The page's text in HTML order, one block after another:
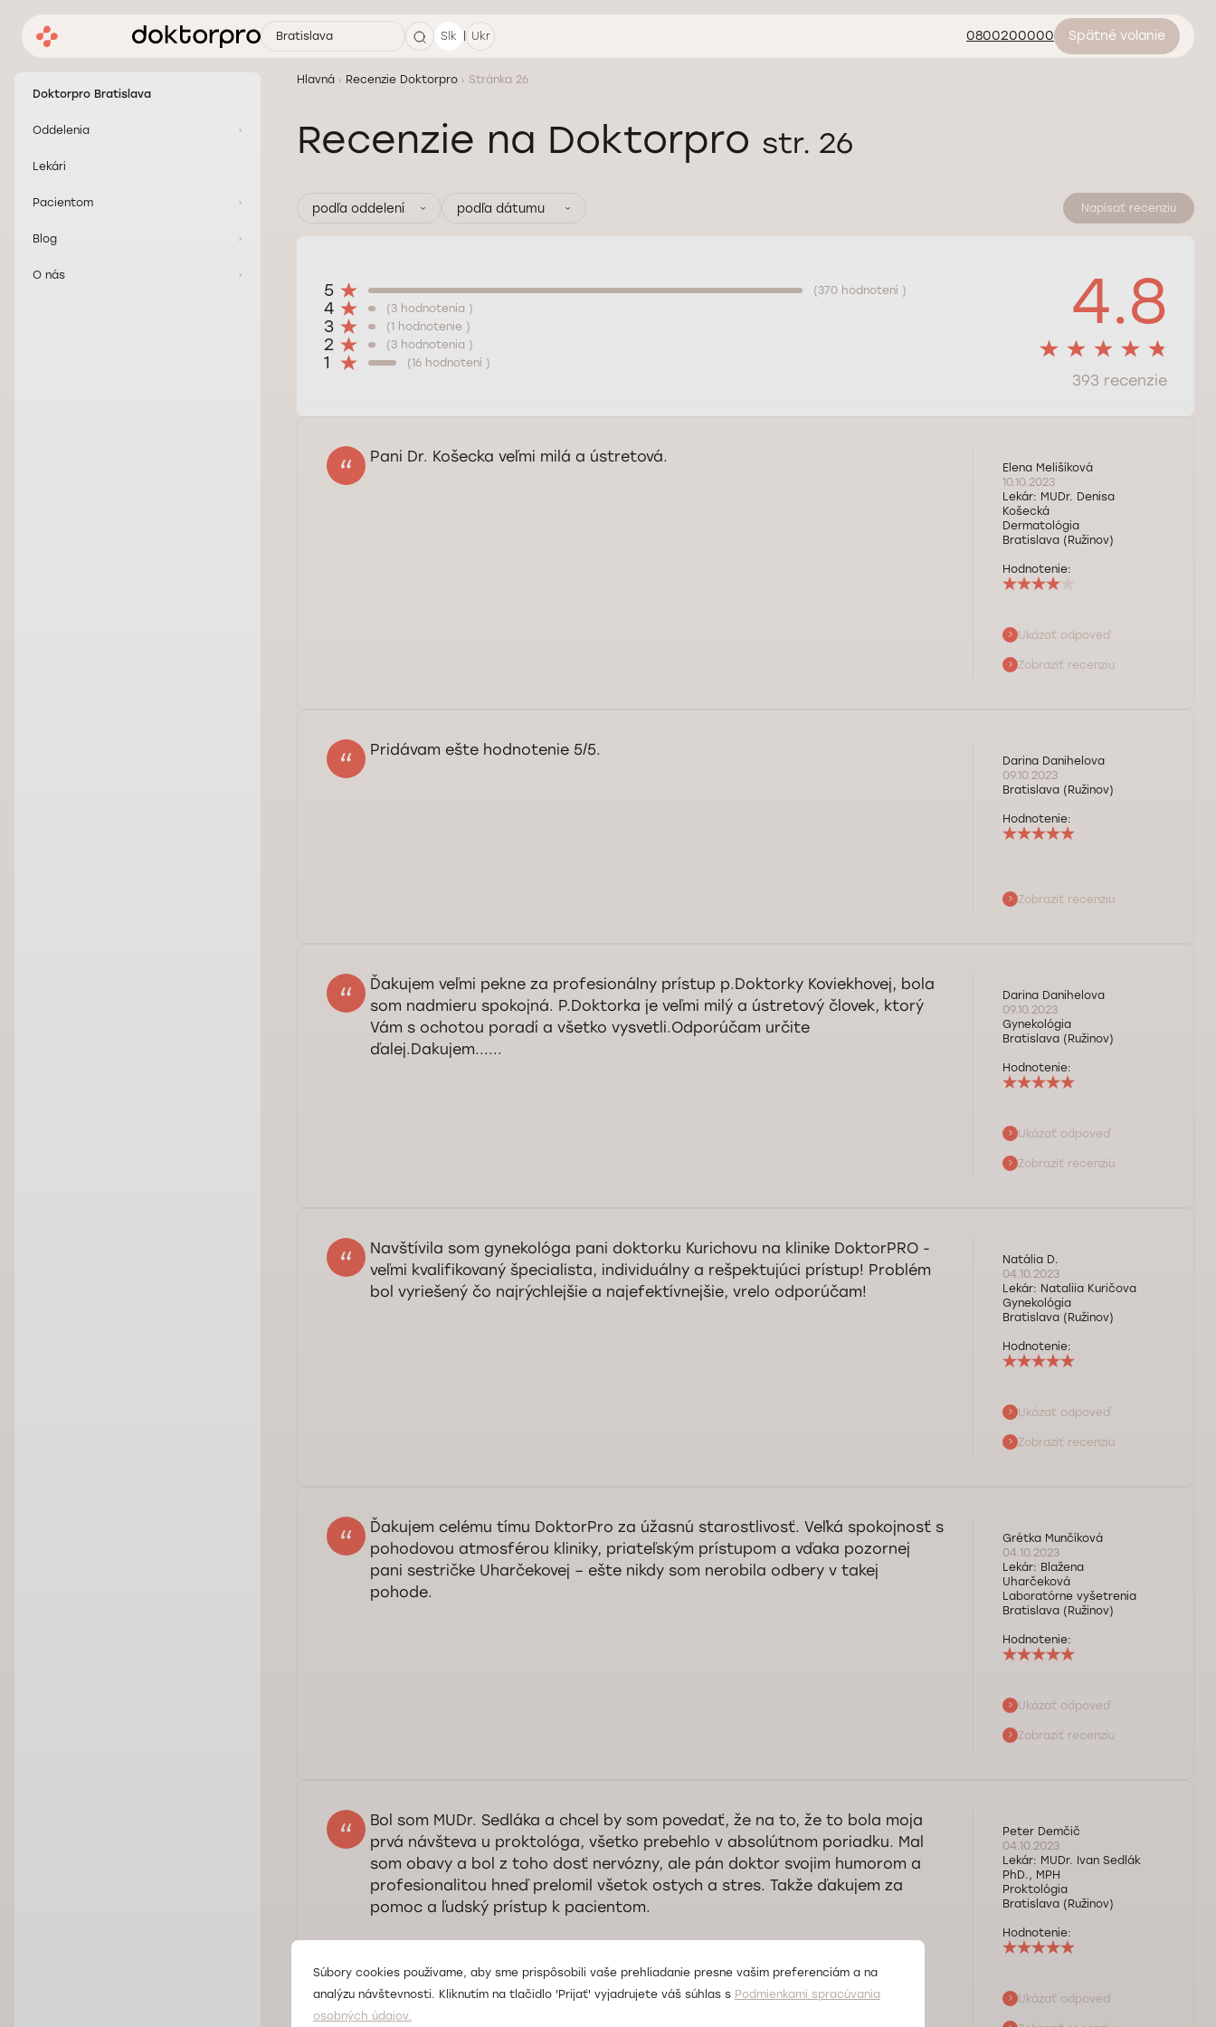
Bratislava Slk | Ukr 0800200000 Spätné volanie
Doktorpro Bratislava
Oddelenia
Lekári
Pacientom
Blog
O nás
Hlavná Recenzie Doktorpro Stránka 26
Recenzie na Doktorpro str. 26
podľa oddelení podľa dátumu Napísať recenziu
5 (370 hodnotení )
4 (3 hodnotenia )
3 (1 hodnotenie )
2 (3 hodnotenia )
1 (16 hodnotení )
4.8
393 recenzie
Pani Dr. Košecka veľmi milá a ústretová.
Elena Melišíková
10.10.2023
Lekár: MUDr. Denisa
Košecká
Dermatológia
Bratislava (Ružinov)
Hodnotenie:
Ukázať odpoveď
Zobraziť recenziu
Pridávam ešte hodnotenie 5/5.
Darina Danihelova
09.10.2023
Bratislava (Ružinov)
Hodnotenie:
Zobraziť recenziu
Ďakujem veľmi pekne za profesionálny prístup p.Doktorky Koviekhovej, bola
som nadmieru spokojná. P.Doktorka je veľmi milý a ústretový človek, ktorý
Vám s ochotou poradí a všetko vysvetli.Odporúčam určite
ďalej.Dakujem......
Služba kontroly kvality Doktorpro
Darina Danihelova
09.10.2023
Gynekológia
Bratislava (Ružinov)
Hodnotenie:
Ukázať odpoveď
Zobraziť recenziu
Navštívila som gynekológa pani doktorku Kurichovu na klinike DoktorPRO -
veľmi kvalifikovaný špecialista, individuálny a rešpektujúci prístup! Problém
bol vyriešený čo najrýchlejšie a najefektívnejšie, vrelo odporúčam!
Natália D.
04.10.2023
Lekár: Nataliia Kuričova
Gynekológia
Bratislava (Ružinov)
Hodnotenie:
Ukázať odpoveď
Zobraziť recenziu
Ďakujem celému tímu DoktorPro za úžasnú starostlivosť. Veľká spokojnosť s
pohodovou atmosférou kliniky, priateľským prístupom a vďaka pozornej
pani sestričke Uharčekovej – ešte nikdy som nerobila odbery v takej
pohode.
Grétka Munčíková
04.10.2023
Lekár: Blažena
Uharčeková
Laboratórne vyšetrenia
Bratislava (Ružinov)
Hodnotenie:
Ukázať odpoveď
Zobraziť recenziu
Bol som MUDr. Sedláka a chcel by som povedať, že na to, že to bola moja
prvá návšteva u proktológa, všetko prebehlo v absolútnom poriadku. Mal
som obavy a bol z toho dosť nervózny, ale pán doktor svojim humorom a
profesionalitou hneď prelomil všetok ostych a stres. Takže ďakujem za
pomoc a ľudský prístup k pacientom.
Dobrý deň pán Demčič, ďakujeme vám za pozitívnu recenziu. Teší nás, že ste boli s návštevou
Peter Demčič
04.10.2023
Lekár: MUDr. Ivan Sedlák
PhD., MPH
Proktológia
Bratislava (Ružinov)
Hodnotenie:
Ukázať odpoveď
Súbory cookies používame, aby sme prispôsobili vaše prehliadanie presne vašim preferenciám a na
analýzu návštevnosti. Kliknutím na tlačidlo 'Prijať' vyjadrujete váš súhlas s Podmienkami spracúvania
osobných údajov.